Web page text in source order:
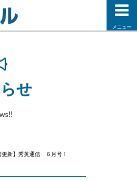
メニュー
せ
更新】秀英通信 ６月号！